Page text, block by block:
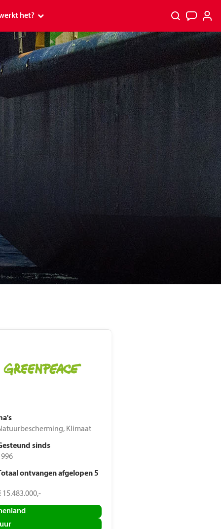
tv
het?
werkt het?
en Premium
ontvang ik mijn prijs?
Loterij Miljoenenjacht
Klimaat
sinds
ontvangen afgelopen 5
15.483.000,-